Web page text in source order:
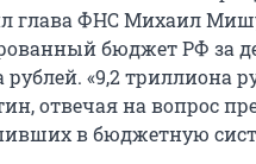
глава ФНС Михаил
бюджет РФ за
«9,2 триллиона
отвечая на вопрос
в бюджетную